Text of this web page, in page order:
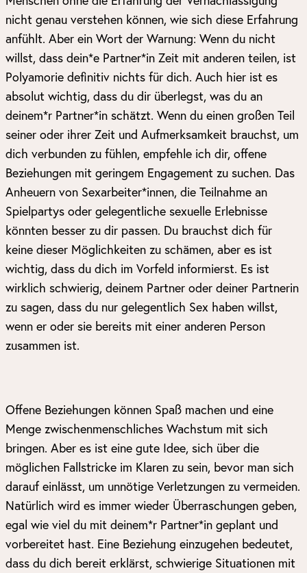
nicht genau verstehen können, wie sich diese Erfahrung
anfühlt. Aber ein Wort der Warnung: Wenn du nicht
willst, dass dein*e Partner*in Zeit mit anderen teilen, ist
Polyamorie definitiv nichts für dich. Auch hier ist es
absolut wichtig, dass du dir überlegst, was du an
deinem*r Partner*in schätzt. Wenn du einen großen Teil
seiner oder ihrer Zeit und Aufmerksamkeit brauchst, um
dich verbunden zu fühlen, empfehle ich dir, offene
Beziehungen mit geringem Engagement zu suchen. Das
Anheuern von Sexarbeiter*innen, die Teilnahme an
Spielpartys oder gelegentliche sexuelle Erlebnisse
könnten besser zu dir passen. Du brauchst dich für
keine dieser Möglichkeiten zu schämen, aber es ist
wichtig, dass du dich im Vorfeld informierst. Es ist
wirklich schwierig, deinem Partner oder deiner Partnerin
zu sagen, dass du nur gelegentlich Sex haben willst,
wenn er oder sie bereits mit einer anderen Person
zusammen ist.
Offene Beziehungen können Spaß machen und eine
Menge zwischenmenschliches Wachstum mit sich
bringen. Aber es ist eine gute Idee, sich über die
möglichen Fallstricke im Klaren zu sein, bevor man sich
darauf einlässt, um unnötige Verletzungen zu vermeiden.
Natürlich wird es immer wieder Überraschungen geben,
egal wie viel du mit deinem*r Partner*in geplant und
vorbereitet hast. Eine Beziehung einzugehen bedeutet,
dass du dich bereit erklärst, schwierige Situationen mit